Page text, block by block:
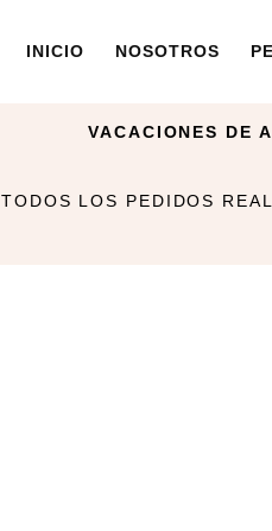
INICIO NOSOTROS
VACACIONES DE
TODOS LOS PEDIDOS